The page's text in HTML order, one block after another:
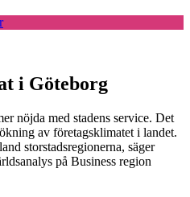
i Göteborg
nöjda med stadens service. Det
av företagsklimatet i landet.
storstadsregionerna, säger
på Business region